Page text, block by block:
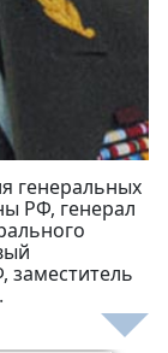
генеральных
РФ, генерал
заместитель